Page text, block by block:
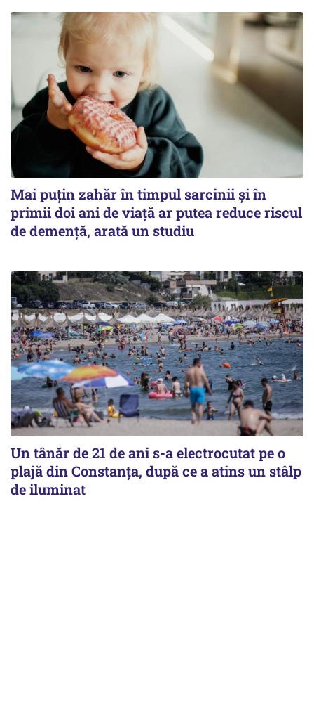
Mai puțin zahăr în timpul sarcinii și în
primii doi ani de viață ar putea reduce riscul
de demență, arată un studiu
Un tânăr de 21 de ani s-a electrocutat pe o
plajă din Constanța, după ce a atins un stâlp
de iluminat